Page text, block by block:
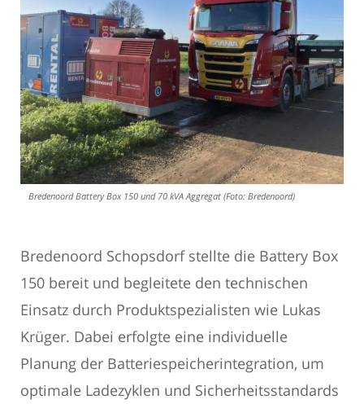
Bredenoord Battery Box 150 und 70 kVA Aggregat (Foto: Bredenoord)
Bredenoord Schopsdorf stellte die Battery Box
150 bereit und begleitete den technischen
Einsatz durch Produktspezialisten wie Lukas
Krüger. Dabei erfolgte eine individuelle
Planung der Batteriespeicherintegration, um
optimale Ladezyklen und Sicherheitsstandards